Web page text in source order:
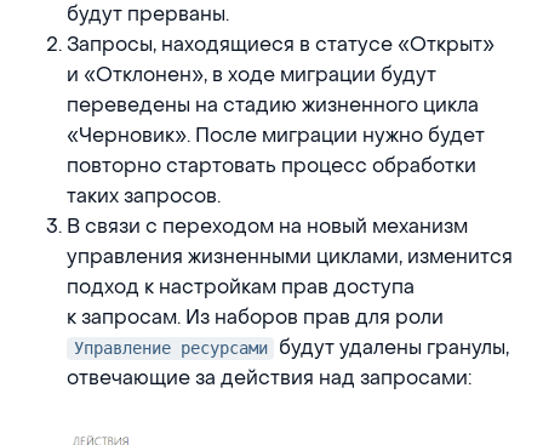
будут прерваны.
Запросы, находящиеся в статусе «Открыт»
и «Отклонен», в ходе миграции будут
переведены на стадию жизненного цикла
«Черновик». После миграции нужно будет
повторно стартовать процесс обработки
таких запросов.
В связи с переходом на новый механизм
управления жизненными циклами, изменится
подход к настройкам прав доступа
к запросам. Из наборов прав для роли
Управление ресурсами
будут удалены гранулы,
отвечающие за действия над запросами: